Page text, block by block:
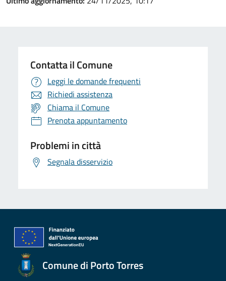
Contatta il Comune
Leggi le domande frequenti
Richiedi assistenza
Chiama il Comune
Prenota appuntamento
Problemi in città
Segnala disservizio
Comune di Porto Torres